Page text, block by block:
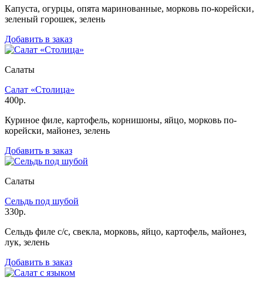
Капуста, огурцы, опята маринованные, морковь по-корейски‚
зеленый горошек, зелень
Добавить в заказ
Салаты
Салат «Столица»
400р.
Куриное филе, картофель, корнишоны, яйцо, морковь по-
корейски, майонез, зелень
Добавить в заказ
Салаты
Сельдь под шубой
330р.
Сельдь филе с/с, свекла, морковь, яйцо, картофель, майонез,
лук, зелень
Добавить в заказ